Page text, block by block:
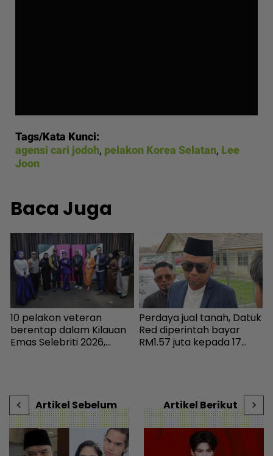
Tags/Kata Kunci:
agensi cari jodoh, pelakon Korea Selatan, Lee
Joon
Baca Juga
10 pelakon veteran
berentap dalam Kilauan
Emas Selebriti 2026,
Perdaya jual tanah, Datuk
Red diperintah bayar
RM1.57 juta kepada 17
Artikel Sebelum
Artikel Berikut